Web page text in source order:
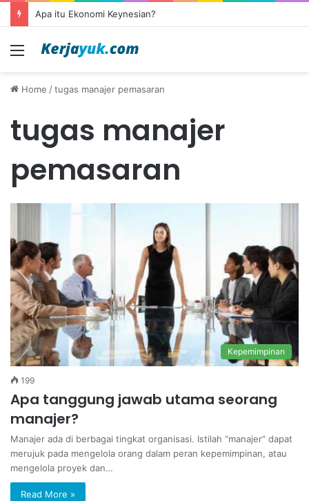
Apa itu Ekonomi Keynesian?
Menu
Home /tugas manajer pemasaran
tugas manajer
pemasaran
Kepemimpinan
199
Apa tanggung jawab utama seorang
manajer?
Manajer ada di berbagai tingkat organisasi. Istilah “manajer” dapat
merujuk pada mengelola orang dalam peran kepemimpinan, atau
mengelola proyek dan…
Read More »